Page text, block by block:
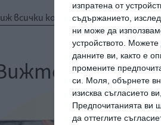
изпратена от
съдържанието,
ни може да
устройството.
данните ви, както е
промените
си.
Моля, обърнете
изисква съгласието
Предпочитанията ви
да оттеглите
всички коментари
още